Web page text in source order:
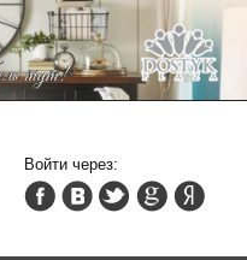
Войти через: